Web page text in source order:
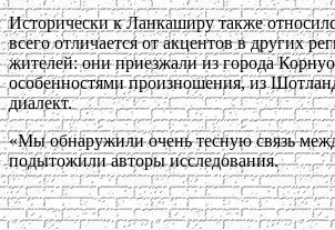
Исторически к Ланкаширу также
всего отличается от акцентов в других
жителей: они приезжали из города
особенностями произношения, из
диалект.
«Мы обнаружили очень тесную связь
подытожили авторы исследования.